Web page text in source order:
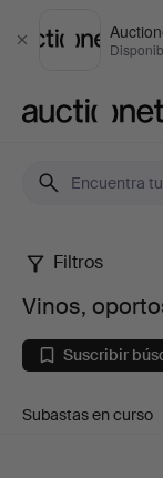
Cerrar
Vinos,
oportos
licores
Filtros
Vinos,
Suscribir
Subastas en curso